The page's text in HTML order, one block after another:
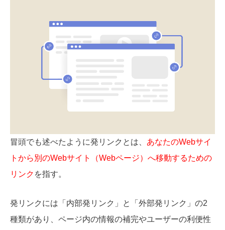
冒頭でも述べたように発リンクとは、 あなたのWebサイ
トから別のWebサイト（Webページ）へ移動するための
リンク を指す。
発リンクには「内部発リンク」と「外部発リンク」の2
種類があり、ページ内の情報の補完やユーザーの利便性